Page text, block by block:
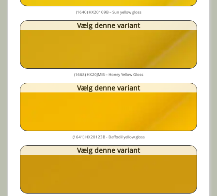
(1640) HX20109B – Sun yellow gloss
Vælg denne variant
(1668) HX20JMIB – Honey Yellow Gloss
Vælg denne variant
(1641) HX20123B - Daffodil yellow gloss
Vælg denne variant